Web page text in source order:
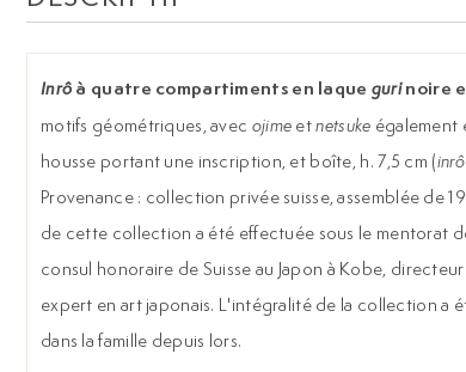
Inrô à quatre compartiments en laque gurinoire
motifs géométriques, avec ojime etnetsuke également
housse portant une inscription, et boîte, h. 7,5 cm (inrô
Provenance : collection privée suisse, assemblée de
de cette collection a été effectuée sous le mentorat
consul honoraire de Suisse au Japon à Kobe,
expert en art japonais. L'intégralité de la collection a
dans la famille depuis lors.